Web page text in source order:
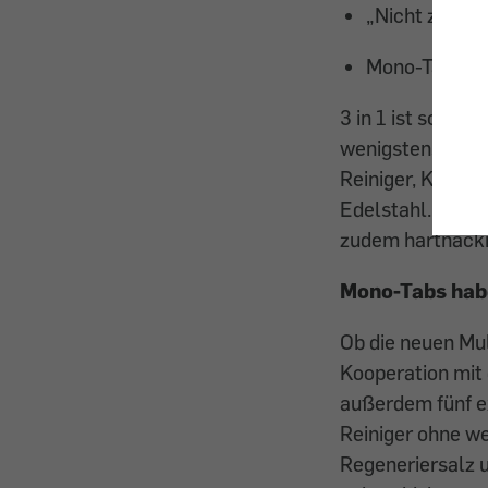
„Nicht
Mono-Tabs
3 in 1 ist schon
wenigstens
Reiniger,
Edelstahl.
zudem
Mono-Tabs
Ob die neuen
Kooperation
außerdem fünf
Reiniger ohne
Regeneriersalz